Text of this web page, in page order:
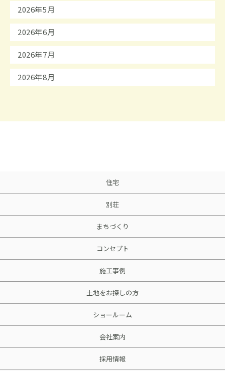
2026年5月
2026年6月
2026年7月
2026年8月
住宅
別荘
まちづくり
コンセプト
施工事例
土地をお探しの方
ショールーム
会社案内
採用情報